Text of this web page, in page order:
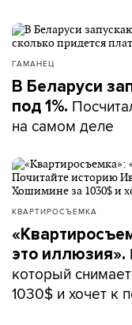
ГАМАНЕЦ
В Беларуси
под 1%.
на самом деле
КВАРТИРОСЪЕМКА
это иллюзия».
который
1030$ и хочет к